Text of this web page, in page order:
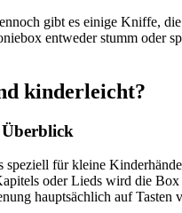
gibt es einige Kniffe,
entweder stumm oder
kinderleicht?
Überblick
für kleine
oder Lieds wird die
hauptsächlich auf